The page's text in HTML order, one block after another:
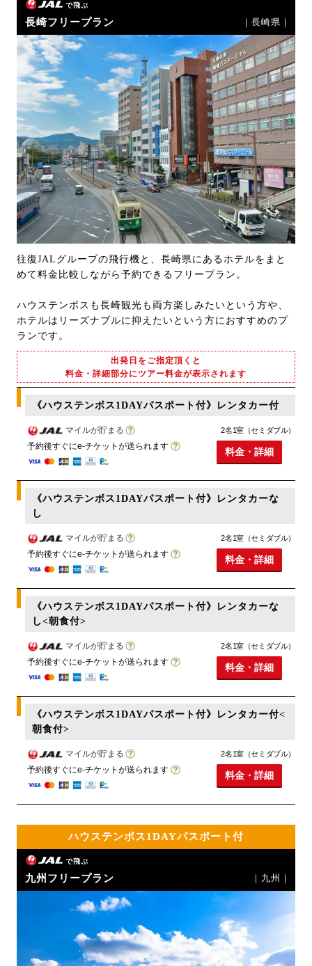
で飛ぶ
長崎フリープラン ｜長崎県｜
往復JALグループの飛行機と、長崎県にあるホテルをまと
めて料金比較しながら予約できるフリープラン。
ハウステンボスも長崎観光も両方楽しみたいという方や、
ホテルはリーズナブルに抑えたいという方におすすめのプ
ランです。
出発日をご指定頂くと
料金・詳細部分にツアー料金が表示されます
《ハウステンボス1DAYパスポート付》レンタカー付
マイルが貯まる
予約後すぐにe-チケットが送られます
2名1室（セミダブル）
料金・詳細
《ハウステンボス1DAYパスポート付》レンタカーな
し
マイルが貯まる
予約後すぐにe-チケットが送られます
2名1室（セミダブル）
料金・詳細
《ハウステンボス1DAYパスポート付》レンタカーな
し<朝食付>
マイルが貯まる
予約後すぐにe-チケットが送られます
2名1室（セミダブル）
料金・詳細
《ハウステンボス1DAYパスポート付》レンタカー付<
朝食付>
マイルが貯まる
予約後すぐにe-チケットが送られます
2名1室（セミダブル）
料金・詳細
ハウステンボス1DAYパスポート付
で飛ぶ
九州フリープラン ｜九州｜